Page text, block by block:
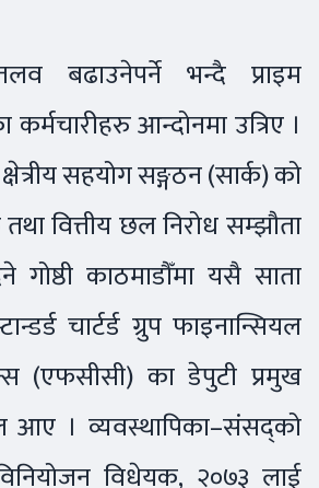
बढाउनेपर्ने भन्दै प्राइम
आन्दोनमा उत्रिए ।
सहयोग सङ्गठन (सार्क) को
वित्तीय छल निरोध सम्झौता
गोष्ठी काठमाडौँमा यसै साता
चार्टर्ड ग्रुप फाइनान्सियल
(एफसीसी) का डेपुटी प्रमुख
आए । व्यवस्थापिका–संसद्को
विधेयक, २०७३ लाई